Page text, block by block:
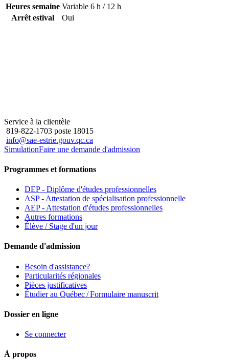
Heures semaine Variable 6 h / 12 h
Arrêt estival
Oui
Service à la clientèle
819-822-1703 poste 18015
info@sae-estrie.gouv.qc.ca
SimulationFaire une demande d'admission
Programmes et formations
DEP - Diplôme d'études professionnelles
ASP - Attestation de spécialisation professionnelle
AEP - Attestation d'études professionnelles
Autres formations
Élève / Stage d'un jour
Demande d'admission
Besoin d'assistance?
Particularités régionales
Pièces justificatives
Étudier au Québec / Formulaire manuscrit
Dossier en ligne
Se connecter
À propos